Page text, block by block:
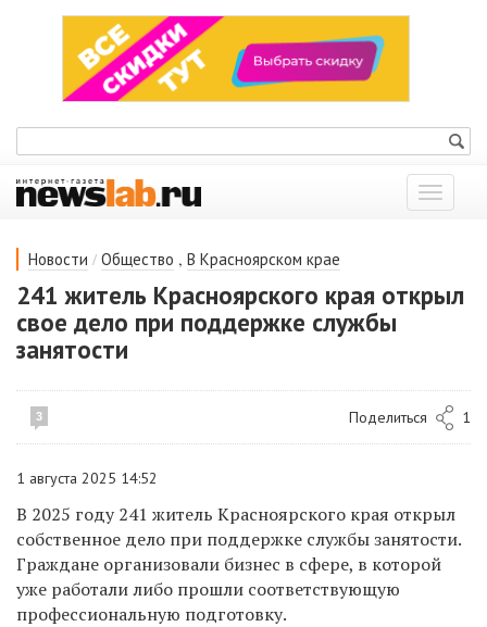
Показать
меню
Новости / Общество , В Красноярском крае
241 житель Красноярского края открыл
свое дело при поддержке службы
занятости
3 Поделиться 1
1 августа 2025 14:52
В 2025 году 241 житель Красноярского края открыл
собственное дело при поддержке службы занятости.
Граждане организовали бизнес в сфере, в которой
уже работали либо прошли соответствующую
профессиональную подготовку.